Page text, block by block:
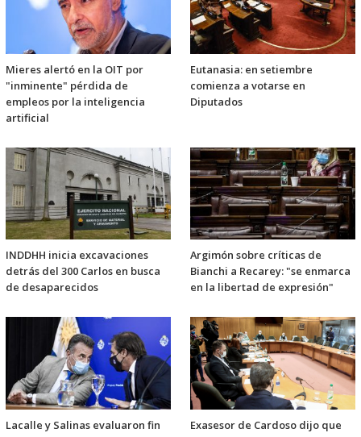
Mieres alertó en la OIT por
"inminente" pérdida de
empleos por la inteligencia
artificial
Eutanasia: en setiembre
comienza a votarse en
Diputados
INDDHH inicia excavaciones
detrás del 300 Carlos en busca
de desaparecidos
Argimón sobre críticas de
Bianchi a Recarey: "se enmarca
en la libertad de expresión"
Lacalle y Salinas evaluaron fin
Exasesor de Cardoso dijo que